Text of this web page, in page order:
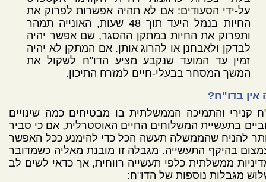
על-ידי הסעודים: אם לא תהיה אפשרות לפרוק את
החיות בנמל היעד תוך 48 שעות, האונייה תמהר
ותפרוק את החיות במתקן ההסגר, שם אפשר יהיה
לבדקן ולאבחנן או להרוג אותן. אם המתקן לא יהיה
זמין עד המועד שנקבע מציע הדו"ח לשקול את
המשך המסחר בבעלי-חיים למזרח התיכון.
אין בדו"ח?
קנירי והתמיכה הממשלתית בו מבטיחים כמה שינויים
בתעשיית המשלוחים החיים האוסטרלית, אם כי סביר
להניח שהממשלה תעשה הכל כדי להימנע ככל האפשר
בהיקף התעשייה. מגבלה זו מובנת מאליה כשמדובר
ממשלתית כלפי תעשייה רווחית, אך כדאי לשים לב
מגבלות נוספות של הדו"ח: